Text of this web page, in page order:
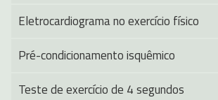
Eletrocardiograma no exercício físico
Pré-condicionamento isquêmico
Teste de exercício de 4 segundos